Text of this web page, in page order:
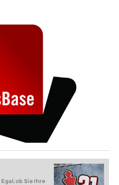
ob Sie Ihre